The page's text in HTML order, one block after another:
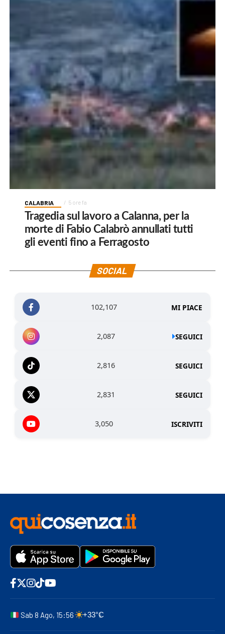
CALABRIA 5 ore fa
Tragedia sul lavoro a Calanna, per la
morte di Fabio Calabrò annullati tutti
gli eventi fino a Ferragosto
SOCIAL
102,107 MI PIACE
2,087 SEGUICI
2,816 SEGUICI
2,831 SEGUICI
3,050 ISCRIVITI
Sab 8 Ago, 15:56 +33°C